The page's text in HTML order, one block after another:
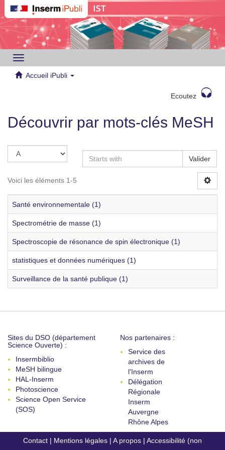
Toggle
navigation
Accueil iPubli
Ecoutez
Découvrir par mots-clés MeSH
Valider
Voici les éléments 1-5
Santé environnementale (1)
Spectrométrie de masse (1)
Spectroscopie de résonance de spin électronique (1)
statistiques et données numériques (1)
Surveillance de la santé publique (1)
Sites du DSO (département
Science Ouverte) :
Insermbiblio
MeSH bilingue
HAL-Inserm
Photoscience
Science Open Service
(SOS)
Nos partenaires :
Service des
archives de
l'Inserm
Délégation
Régionale
Inserm
Auvergne
Rhône Alpes
Contact | Mentions légales | A propos | Accessibilité (non